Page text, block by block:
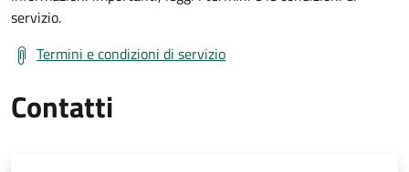
servizio.
Termini e condizioni di servizio
Contatti